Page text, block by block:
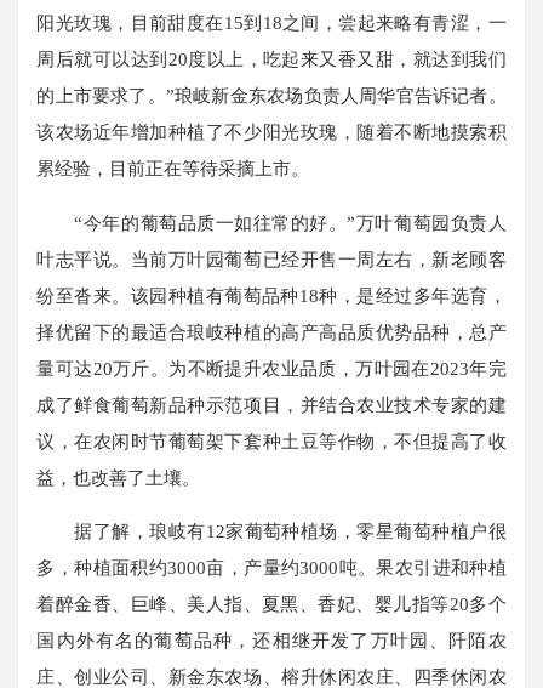
阳光玫瑰，目前甜度在15到18之间，尝起来略有青涩，一
周后就可以达到20度以上，吃起来又香又甜，就达到我们
的上市要求了。”琅岐新金东农场负责人周华官告诉记者。
该农场近年增加种植了不少阳光玫瑰，随着不断地摸索积
累经验，目前正在等待采摘上市。
“今年的葡萄品质一如往常的好。”万叶葡萄园负责人
叶志平说。当前万叶园葡萄已经开售一周左右，新老顾客
纷至沓来。该园种植有葡萄品种18种，是经过多年选育，
择优留下的最适合琅岐种植的高产高品质优势品种，总产
量可达20万斤。为不断提升农业品质，万叶园在2023年完
成了鲜食葡萄新品种示范项目，并结合农业技术专家的建
议，在农闲时节葡萄架下套种土豆等作物，不但提高了收
益，也改善了土壤。
据了解，琅岐有12家葡萄种植场，零星葡萄种植户很
多，种植面积约3000亩，产量约3000吨。果农引进和种植
着醉金香、巨峰、美人指、夏黑、香妃、婴儿指等20多个
国内外有名的葡萄品种，还相继开发了万叶园、阡陌农
庄、创业公司、新金东农场、榕升休闲农庄、四季休闲农